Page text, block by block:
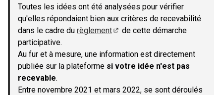
Toutes les idées ont été analysées pour vérifier
qu'elles répondaient bien aux critères de recevabilité
dans le cadre du règlement
de cette démarche
participative.
Au fur et à mesure, une information est directement
publiée sur la plateforme si votre idée n'est pas
recevable.
Entre novembre 2021 et mars 2022, se sont déroulés